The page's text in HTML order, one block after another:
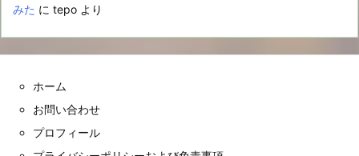
みた に tepo より
ホーム
お問い合わせ
プロフィール